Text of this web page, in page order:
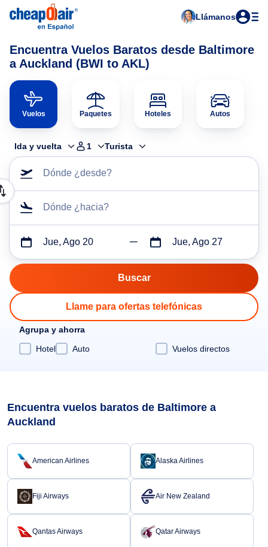
Llámanos
Encuentra Vuelos Baratos desde Baltimore
a Auckland (BWI to AKL)
Vuelos Paquetes Hoteles Autos
Ida y vuelta 1 Turista
Dónde ¿desde?
Dónde ¿hacia?
Jue, Ago 20 Jue, Ago 27
Llame para ofertas telefónicas
Agrupa y ahorra
Hotel
Auto Vuelos directos
Encuentra vuelos baratos de Baltimore a
Auckland
American Airlines Alaska Airlines
Fiji Airways Air New Zealand
Qantas Airways Qatar Airways